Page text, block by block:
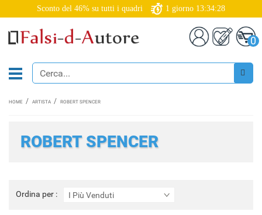
Sconto del 46% su tutti i quadri 1 giorno 13:34:26
0
HOME ARTISTA ROBERT SPENCER
ROBERT SPENCER
Ordina per : I Più Venduti
Ordina
per